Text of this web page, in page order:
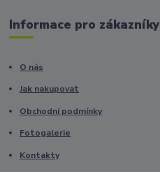
Informace pro zákazníky
O nás
Jak nakupovat
Obchodní podmínky
Fotogalerie
Kontakty